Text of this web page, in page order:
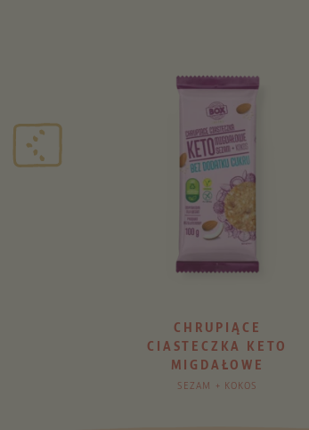
CHRUPIĄCE
CIASTECZKA KETO
MIGDAŁOWE
SEZAM + KOKOS